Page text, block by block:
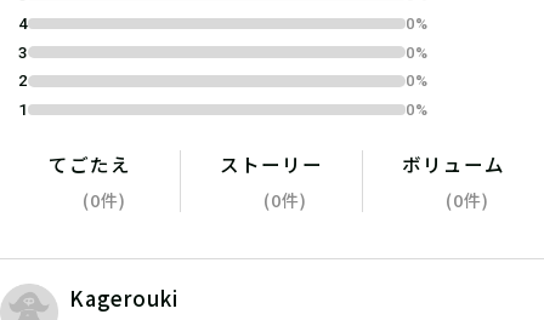
05
ひとりでチャレンジするもよし、お友
4
0%
3
0%
2
0%
1
0%
てごたえ
(0件)
ストーリー
(0件)
ボリューム
(0件)
Kagerouki